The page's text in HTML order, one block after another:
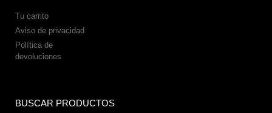
Tu carrito
Aviso de privacidad
Política de
devoluciones
BUSCAR PRODUCTOS